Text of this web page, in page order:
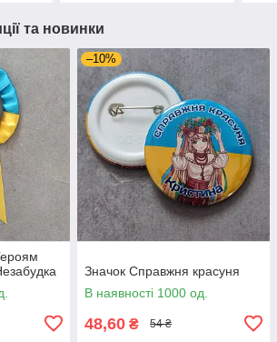
та новинки
–10%
Значок Справжня красуня
В наявності 1000 од.
48,60 ₴ 54 ₴